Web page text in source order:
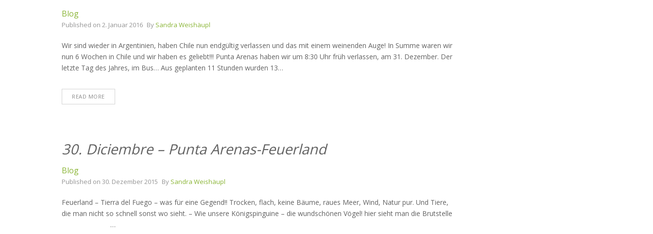
Blog
Published on 2. Januar 2016 By Sandra Weishäupl
Wir sind wieder in Argentinien, haben Chile nun endgültig verlassen und das mit einem weinenden Auge! In Summe waren wir
nun 6 Wochen in Chile und wir haben es geliebt!!! Punta Arenas haben wir um 8:30 Uhr früh verlassen, am 31. Dezember. Der
letzte Tag des Jahres, im Bus… Aus geplanten 11 Stunden wurden 13…
READ MORE
30. Diciembre – Punta Arenas-Feuerland
Blog
Published on 30. Dezember 2015 By Sandra Weishäupl
Feuerland – Tierra del Fuego – was für eine Gegend!! Trocken, flach, keine Bäume, raues Meer, Wind, Natur pur. Und Tiere,
die man nicht so schnell sonst wo sieht. – Wie unsere Königspinguine – die wundschönen Vögel! hier sieht man die Brutstelle
…